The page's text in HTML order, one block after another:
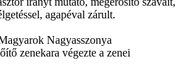
agapéval zárult.
Nagyasszonya
zenekara végezte a zenei